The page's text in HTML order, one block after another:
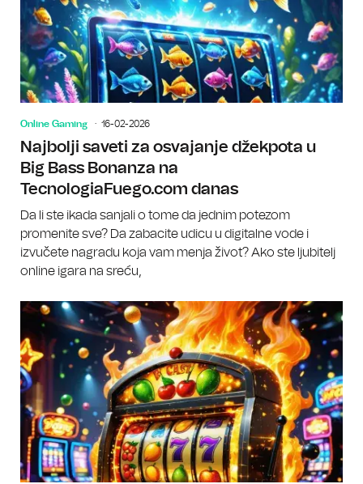
Online Gaming 16-02-2026
Najbolji saveti za osvajanje džekpota u
Big Bass Bonanza na
TecnologiaFuego.com danas
Da li ste ikada sanjali o tome da jednim potezom
promenite sve? Da zabacite udicu u digitalne vode i
izvučete nagradu koja vam menja život? Ako ste ljubitelj
online igara na sreću,